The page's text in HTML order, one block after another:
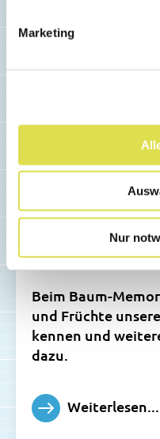
Marketing
Nur
Baum-
Beim Baum-
und Früchte
kennen und
dazu.
Weiterlesen...